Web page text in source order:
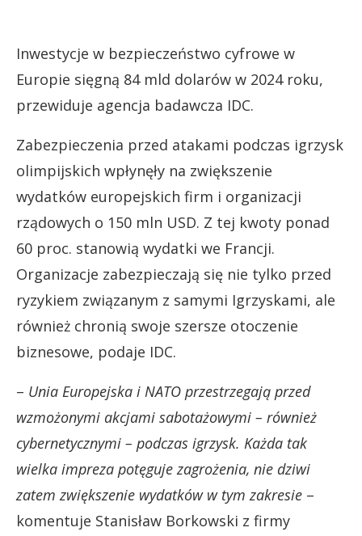
Inwestycje w bezpieczeństwo cyfrowe w
Europie sięgną 84 mld dolarów w 2024 roku,
przewiduje agencja badawcza IDC.
Zabezpieczenia przed atakami podczas igrzysk
olimpijskich wpłynęły na zwiększenie
wydatków europejskich firm i organizacji
rządowych o 150 mln USD. Z tej kwoty ponad
60 proc. stanowią wydatki we Francji.
Organizacje zabezpieczają się nie tylko przed
ryzykiem związanym z samymi Igrzyskami, ale
również chronią swoje szersze otoczenie
biznesowe, podaje IDC.
– Unia Europejska i NATO przestrzegają przed
wzmożonymi akcjami sabotażowymi – również
cybernetycznymi – podczas igrzysk. Każda tak
wielka impreza potęguje zagrożenia, nie dziwi
zatem zwiększenie wydatków w tym zakresie –
komentuje Stanisław Borkowski z firmy